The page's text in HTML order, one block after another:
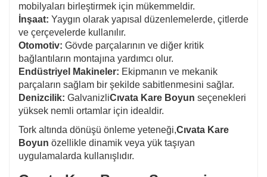
mobilyaları birleştirmek için mükemmeldir.
İnşaat: Yaygın olarak yapısal düzenlemelerde, çitlerde
ve çerçevelerde kullanılır.
Otomotiv: Gövde parçalarının ve diğer kritik
bağlantıların montajına yardımcı olur.
Endüstriyel Makineler: Ekipmanın ve mekanik
parçaların sağlam bir şekilde sabitlenmesini sağlar.
Denizcilik: GalvanizliCıvata Kare Boyun seçenekleri
yüksek nemli ortamlar için idealdir.
Tork altında dönüşü önleme yeteneği,Cıvata Kare
Boyun özellikle dinamik veya yük taşıyan
uygulamalarda kullanışlıdır.